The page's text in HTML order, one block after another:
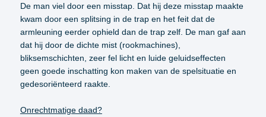
De man viel door een misstap. Dat hij deze misstap maakte
kwam door een splitsing in de trap en het feit dat de
armleuning eerder ophield dan de trap zelf. De man gaf aan
dat hij door de dichte mist (rookmachines),
bliksemschichten, zeer fel licht en luide geluidseffecten
geen goede inschatting kon maken van de spelsituatie en
gedesoriënteerd raakte.
Onrechtmatige daad?